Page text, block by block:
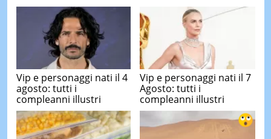
Vip e personaggi nati il 4
agosto: tutti i
compleanni illustri
Vip e personaggi nati il 7
Agosto: tutti i
compleanni illustri